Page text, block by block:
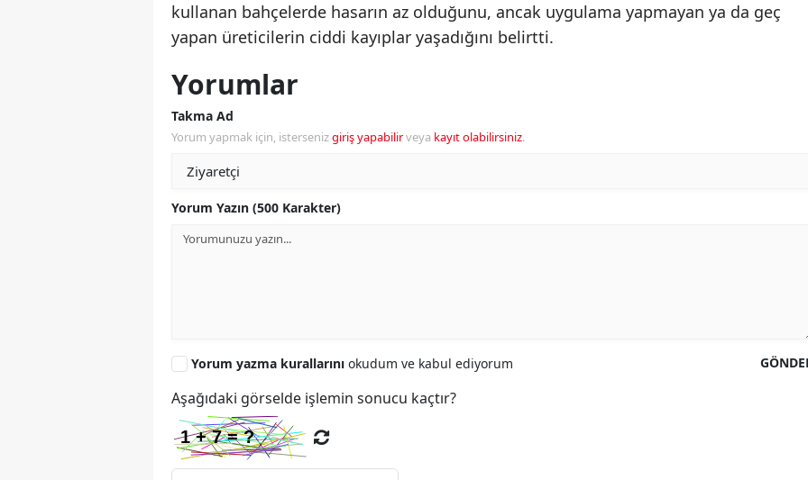
kullanan bahçelerde hasarın az olduğunu, ancak uygulama yapmayan ya da geç
yapan üreticilerin ciddi kayıplar yaşadığını belirtti.
Yorumlar
Takma Ad
Yorum yapmak için, istersenizgiriş yapabilirveya kayıt olabilirsiniz.
Yorum Yazın (500 Karakter)
Yorum yazma kurallarını okudum ve kabul ediyorum
Aşağıdaki görselde işlemin sonucu kaçtır?